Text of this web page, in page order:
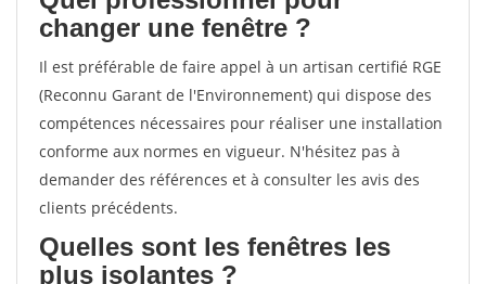
changer une fenêtre ?
Il est préférable de faire appel à un artisan certifié RGE
(Reconnu Garant de l'Environnement) qui dispose des
compétences nécessaires pour réaliser une installation
conforme aux normes en vigueur. N'hésitez pas à
demander des références et à consulter les avis des
clients précédents.
Quelles sont les fenêtres les
plus isolantes ?